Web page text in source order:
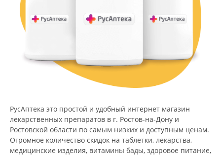
РусАптека это простой и удобный интернет магазин
лекарственных препаратов в г. Ростов-на-Дону и
Ростовской области по самым низких и доступным ценам.
Огромное количество скидок на таблетки, лекарства,
медицинские изделия, витамины бады, здоровое питание,